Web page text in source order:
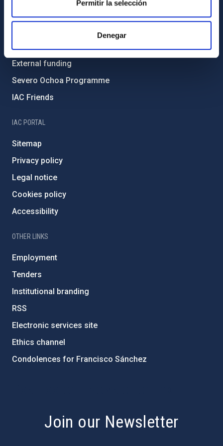
Permitir la selección
Denegar
IAC Projects
External funding
Severo Ochoa Programme
IAC Friends
IAC PORTAL
Sitemap
Privacy policy
Legal notice
Cookies policy
Accessibility
OTHER LINKS
Employment
Tenders
Institutional branding
RSS
Electronic services site
Ethics channel
Condolences for Francisco Sánchez
Join our Newsletter